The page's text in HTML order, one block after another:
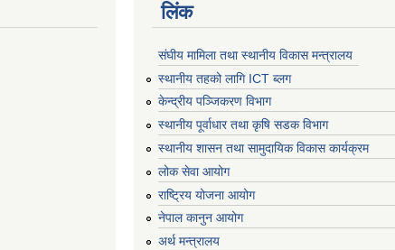
लिंक
संघीय मामिला तथा स्थानीय विकास मन्त्रालय
स्थानीय तहको लागि ICT ब्लग
केन्द्रीय पञ्जिकरण विभाग
स्थानीय पूर्वाधार तथा कृषि सडक विभाग
स्थानीय शासन तथा सामुदायिक विकास कार्यक्रम
लोक सेवा आयोग
राष्ट्रिय योजना आयोग
नेपाल कानुन आयोग
अर्थ मन्त्रालय